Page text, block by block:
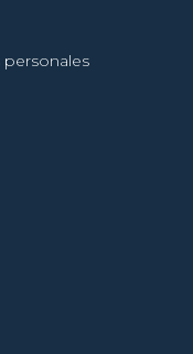
personales